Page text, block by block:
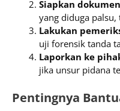
Siapkan
yang diduga palsu,
Lakukan
uji forensik tanda
Laporkan ke
jika unsur pidana
Pentingnya